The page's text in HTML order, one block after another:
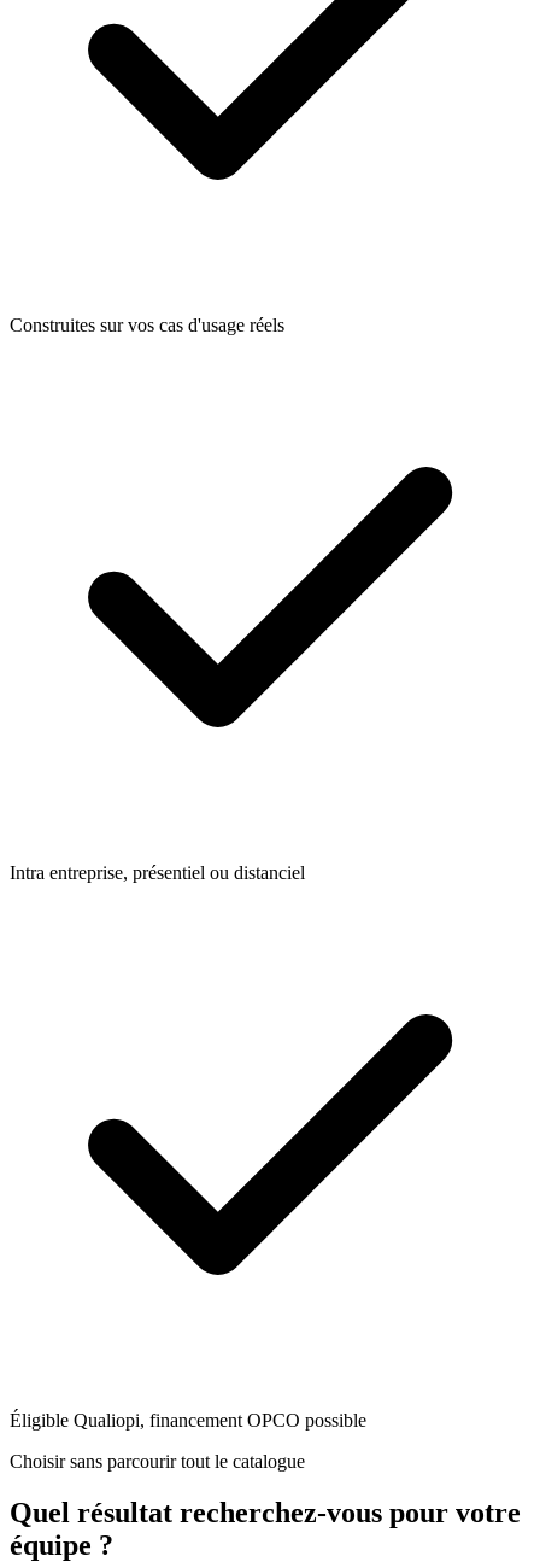
Construites sur vos cas d'usage réels
Intra entreprise, présentiel ou distanciel
Éligible Qualiopi, financement OPCO possible
Choisir sans parcourir tout le catalogue
Quel résultat recherchez-vous pour votre
équipe ?